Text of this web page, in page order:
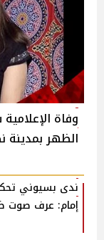
وفاة
الظهر بمدينة
​ندى بسيوني
إمام: عرف صوت